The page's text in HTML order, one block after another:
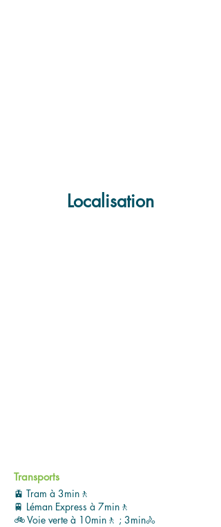
Localisation
Transports
🚊 Tram à 3min🚶
🚆 Léman Express à 7min🚶
🚲 Voie verte à 10min🚶 ; 3min🚴